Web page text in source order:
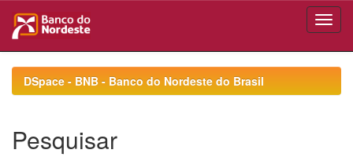
navigationDSpace - BNB - Banco do Nordeste do Brasil
Pesquisar